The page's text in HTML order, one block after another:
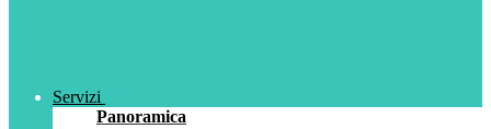
Servizi
Panoramica